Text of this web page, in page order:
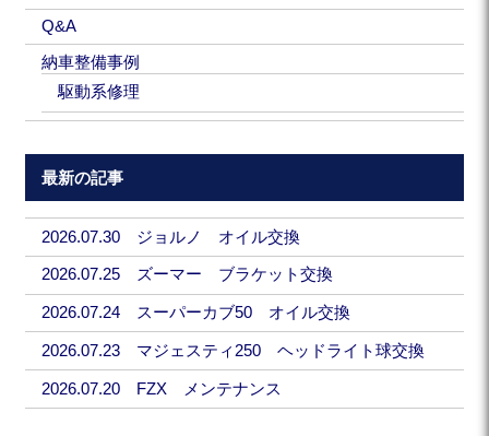
Q&A
納車整備事例
駆動系修理
最新の記事
2026.07.30 ジョルノ オイル交換
2026.07.25 ズーマー ブラケット交換
2026.07.24 スーパーカブ50 オイル交換
2026.07.23 マジェスティ250 ヘッドライト球交換
2026.07.20 FZX メンテナンス